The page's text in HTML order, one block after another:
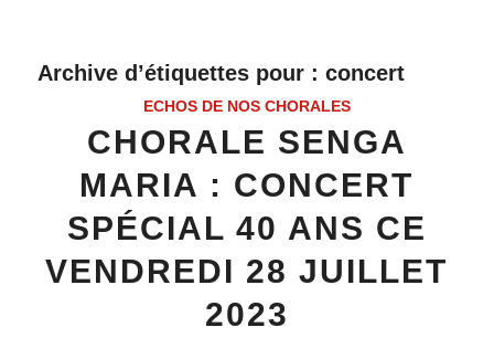
Archive d’étiquettes pour : concert
ECHOS DE NOS CHORALES
CHORALE SENGA
MARIA : CONCERT
SPÉCIAL 40 ANS CE
VENDREDI 28 JUILLET
2023